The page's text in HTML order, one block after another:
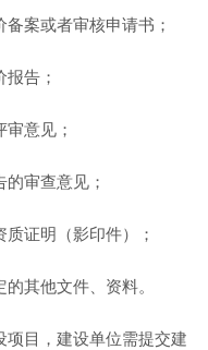
备案或者审核申请书；
报告；
审意见；
的审查意见；
质证明（影印件）；
其他文件、资料。
项目，建设单位需提交建